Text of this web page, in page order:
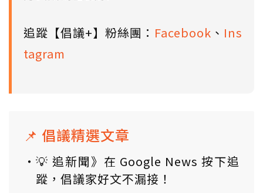
追蹤【倡議+】粉絲團： Facebook 、 Ins
tagram
📌 倡議精選文章
💡 追新聞》在 Google News 按下追
蹤，倡議家好文不漏接！